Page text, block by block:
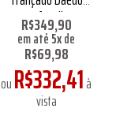
Infantil
R$349,90
em até5xde
R$69,98
ouR$332,41à
vista